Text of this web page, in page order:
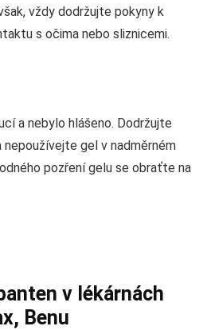
vždy dodržujte pokyny k
s očima nebo sliznicemi.
a nebylo hlášeno. Dodržujte
nepoužívejte gel v nadměrném
pozření gelu se obraťte na
v lékárnách
Benu